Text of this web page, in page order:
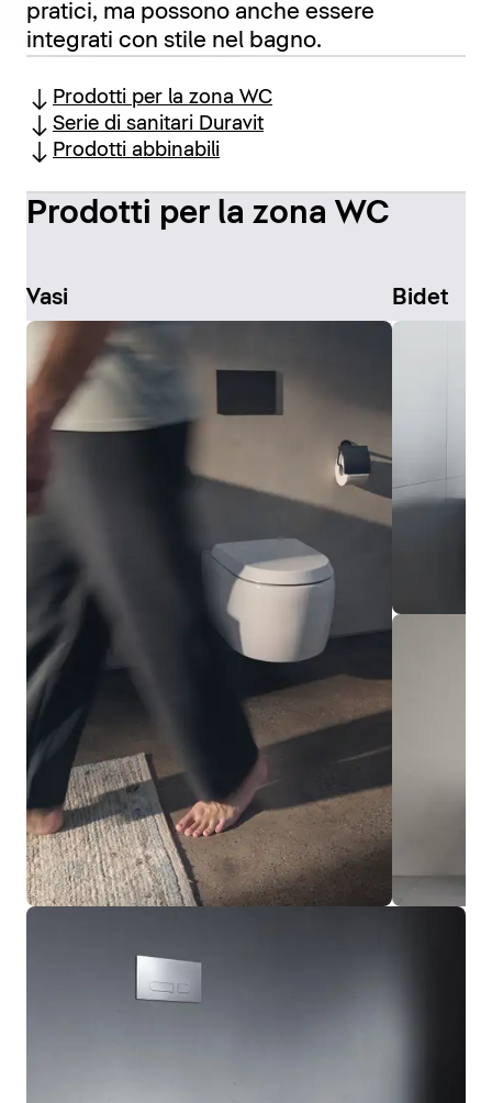
pratici, ma possono anche essere
integrati con stile nel bagno.
Prodotti per la zona WC
Serie di sanitari Duravit
Prodotti abbinabili
Prodotti per la zona WC
Vasi Bidet